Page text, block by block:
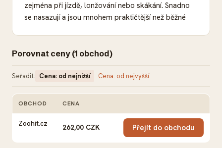
zejména při jízdě, lonžování nebo skákání. Snadno
se nasazují a jsou mnohem praktičtější než běžné
citlivou oblast přední části nohou vašeho koně.
Účinně zabraňují tomu, aby váš kůň kopal zadníma
nohama do polštářků předních končetin, a podšitá
část zabraňuje odření. Tím je zajištěna optimální
ochrana citlivých struktur nad kopyty. Nomad
Tales sada kamaše a zvony na kopyta z elastanu:
Vysoce kvalitní sada zvonů na kopyta a kamaší pro
koně K dispozici v sadách po 2 kusech: 2 kopytní
Porovnat ceny (1 obchod)
Seřadit: Cena: od nejnižší Cena: od nejvyšší
OBCHOD CENA
Zoohit.cz 262,00 CZK Přejít do obchodu